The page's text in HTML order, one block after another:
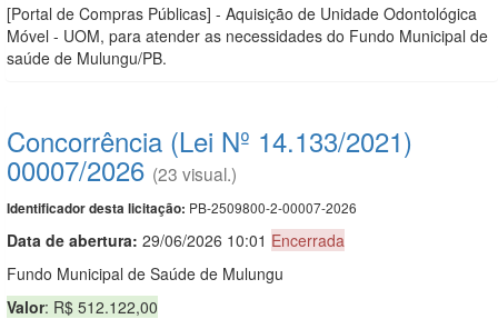
[Portal de Compras Públicas] - Aquisição de Unidade Odontológica
Móvel - UOM, para atender as necessidades do Fundo Municipal de
saúde de Mulungu/PB.
Concorrência (Lei Nº 14.133/2021)
00007/2026 (23 visual.)
Identificador desta licitação: PB-2509800-2-00007-2026
Data de abertura: 29/06/2026 10:01 Encerrada
Fundo Municipal de Saúde de Mulungu
Valor: R$ 512.122,00